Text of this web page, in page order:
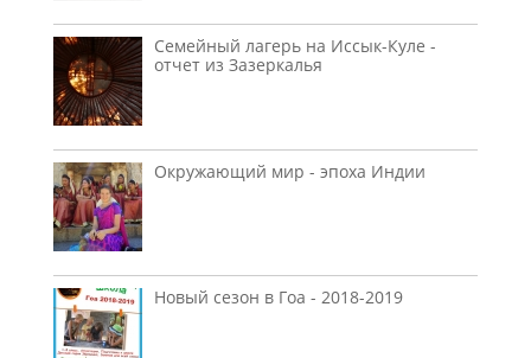
Семейный лагерь на Иссык-Куле -
отчет из Зазеркалья
Окружающий мир - эпоха Индии
Новый сезон в Гоа - 2018-2019